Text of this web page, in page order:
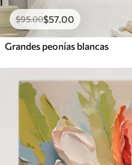
$95.00$57.00
Grandes peonías blancas